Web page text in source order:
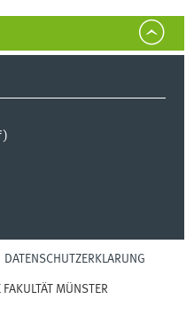
DATENSCHUTZERKLÄRUNG
MÜNSTER